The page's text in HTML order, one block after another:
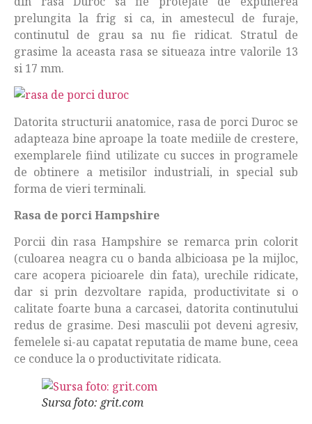
prelungita la frig si ca, in amestecul de furaje,
continutul de grau sa nu fie ridicat. Stratul de
grasime la aceasta rasa se situeaza intre valorile 13
si 17 mm.
Datorita structurii anatomice, rasa de porci Duroc se
adapteaza bine aproape la toate mediile de crestere,
exemplarele fiind utilizate cu succes in programele
de obtinere a metisilor industriali, in special sub
forma de vieri terminali.
Rasa de porci Hampshire
Porcii din rasa Hampshire se remarca prin colorit
(culoarea neagra cu o banda albicioasa pe la mijloc,
care acopera picioarele din fata), urechile ridicate,
dar si prin dezvoltare rapida, productivitate si o
calitate foarte buna a carcasei, datorita continutului
redus de grasime. Desi masculii pot deveni agresiv,
femelele si-au capatat reputatia de mame bune, ceea
ce conduce la o productivitate ridicata.
Sursa foto: grit.com